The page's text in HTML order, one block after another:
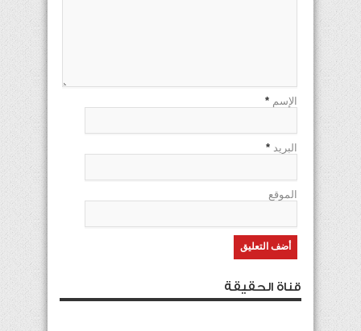
الإسم *
البريد *
الموقع
قناة الحقيقة